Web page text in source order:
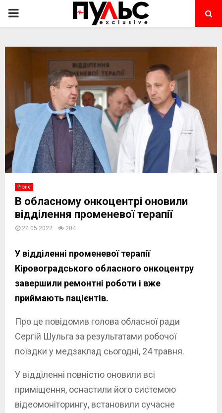
PRIMARY
Різне
В обласному онкоцентрі оновили
відділення променевої терапії
24.05.2022 204
У відділенні променевої терапії
Кіровоградського обласного онкоцентру
завершили ремонтні роботи і вже
приймають пацієнтів.
Про це повідомив голова обласної ради
Сергій Шульга за результатами робочої
поїздки у медзаклад сьогодні, 24 травня.
У відділенні повністю оновили всі
приміщення, оснастили його системою
відеомоніторингу, встановили сучасне